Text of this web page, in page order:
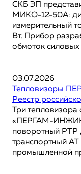
СКБ ЭП
МИКО-12-50А:
измерительный
Вт. Прибор
обмоток
03.07.2026
Тепловизоры
Реестр
Три
«ПЕРГАМ-
поворотный РТР
транспортный
промышленной